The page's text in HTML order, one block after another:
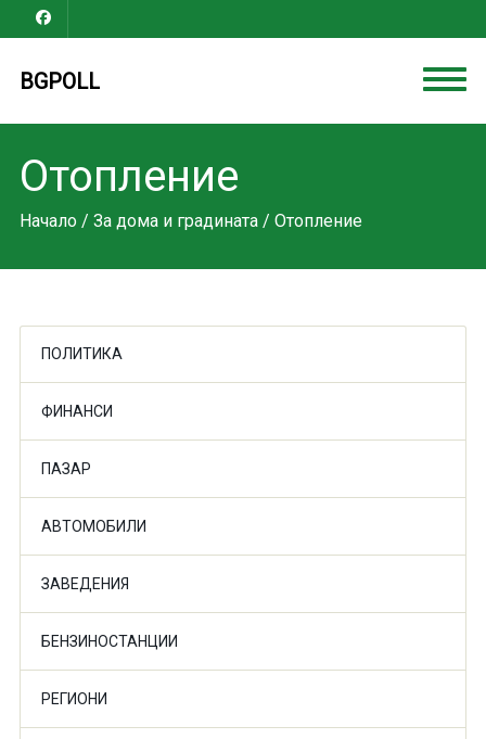
BGPOLL
Отопление
Начало/ За дома и градината/ Отопление
ПОЛИТИКА
ФИНАНСИ
ПАЗАР
АВТОМОБИЛИ
ЗАВЕДЕНИЯ
БЕНЗИНОСТАНЦИИ
РЕГИОНИ